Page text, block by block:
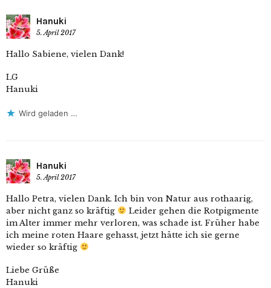
Hanuki
5. April 2017
Hallo Sabiene, vielen Dank!
LG
Hanuki
Wird geladen …
Hanuki
5. April 2017
Hallo Petra, vielen Dank. Ich bin von Natur aus rothaarig,
aber nicht ganz so kräftig
Leider gehen die Rotpigmente
im Alter immer mehr verloren, was schade ist. Früher habe
ich meine roten Haare gehasst, jetzt hätte ich sie gerne
wieder so kräftig
Liebe Grüße
Hanuki